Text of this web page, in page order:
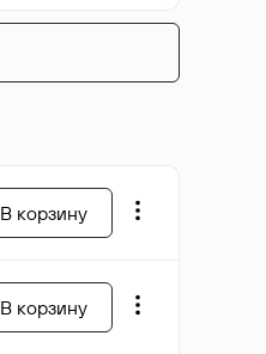
В корзину
В корзину